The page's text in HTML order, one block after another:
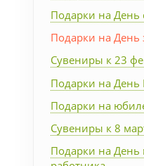
Подарки на День
Подарки на День
Сувениры к 23
Подарки на День
Подарки на
Сувениры к 8
Подарки на День